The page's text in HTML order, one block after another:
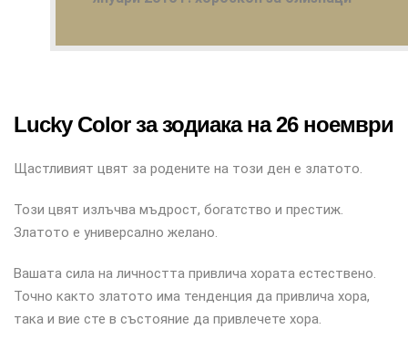
Lucky Color за зодиака на 26 ноември
Щастливият цвят за родените на този ден е златото.
Този цвят излъчва мъдрост, богатство и престиж.
Златото е универсално желано.
Вашата сила на личността привлича хората естествено.
Точно както златото има тенденция да привлича хора,
така и вие сте в състояние да привлечете хора.